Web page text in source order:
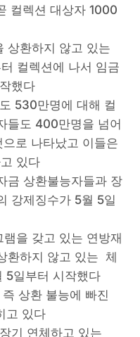
컬렉션 대상자 1000
상환하지 않고 있는
컬렉션에 나서 임금
했다
530만명에 대해 컬
들도 400만명을 넘어
로 나타났고 이들은
있다
금 상환불능자들과 장
강제징수가 5월 5일
을 갖고 있는 연방재
환하지 않고 있는 체
5일부터 시작했다
상환 불능에 빠진
고 있다
기 연체하고 있는